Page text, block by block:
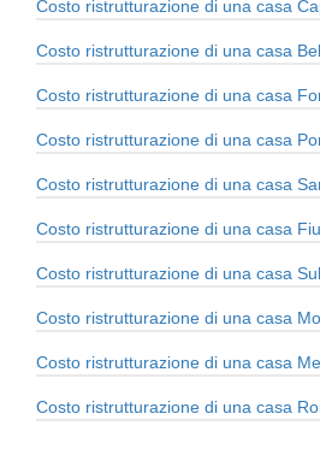
Costo ristrutturazione di una casa
Costo ristrutturazione di una casa
Costo ristrutturazione di una casa
Costo ristrutturazione di una casa
Costo ristrutturazione di una casa
Costo ristrutturazione di una casa
Costo ristrutturazione di una casa
Costo ristrutturazione di una casa
Costo ristrutturazione di una casa
Costo ristrutturazione di una casa